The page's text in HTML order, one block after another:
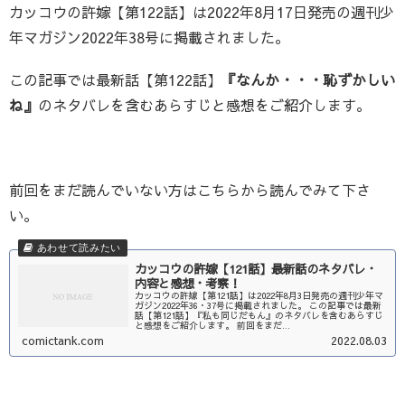
カッコウの許嫁【第122話】は2022年8月17日発売の週刊少
年マガジン2022年38号に掲載されました。
この記事では最新話【第122話】
『なんか・・・恥ずかしい
ね』 のネタバレを含むあらすじと感想をご紹介します。
前回をまだ読んでいない方はこちらから読んでみて下さ
い。
カッコウの許嫁【121話】最新話のネタバレ・
内容と感想・考察！
カッコウの許嫁【第121話】は2022年8月3日発売の週刊少年マ
ガジン2022年36・37号に掲載されました。 この記事では最新
話【第121話】『私も同じだもん』のネタバレを含むあらすじ
と感想をご紹介します。 前回をまだ...
comictank.com 2022.08.03